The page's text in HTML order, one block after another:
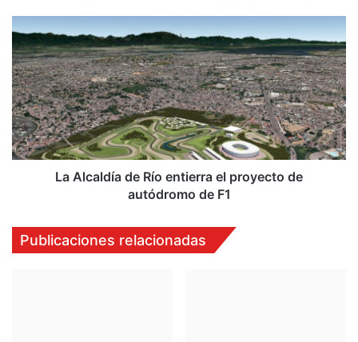
Alcaldía
de
Río
entierra
el
proyecto
de
autódromo
La Alcaldía de Río entierra el proyecto de
autódromo de F1
Publicaciones relacionadas